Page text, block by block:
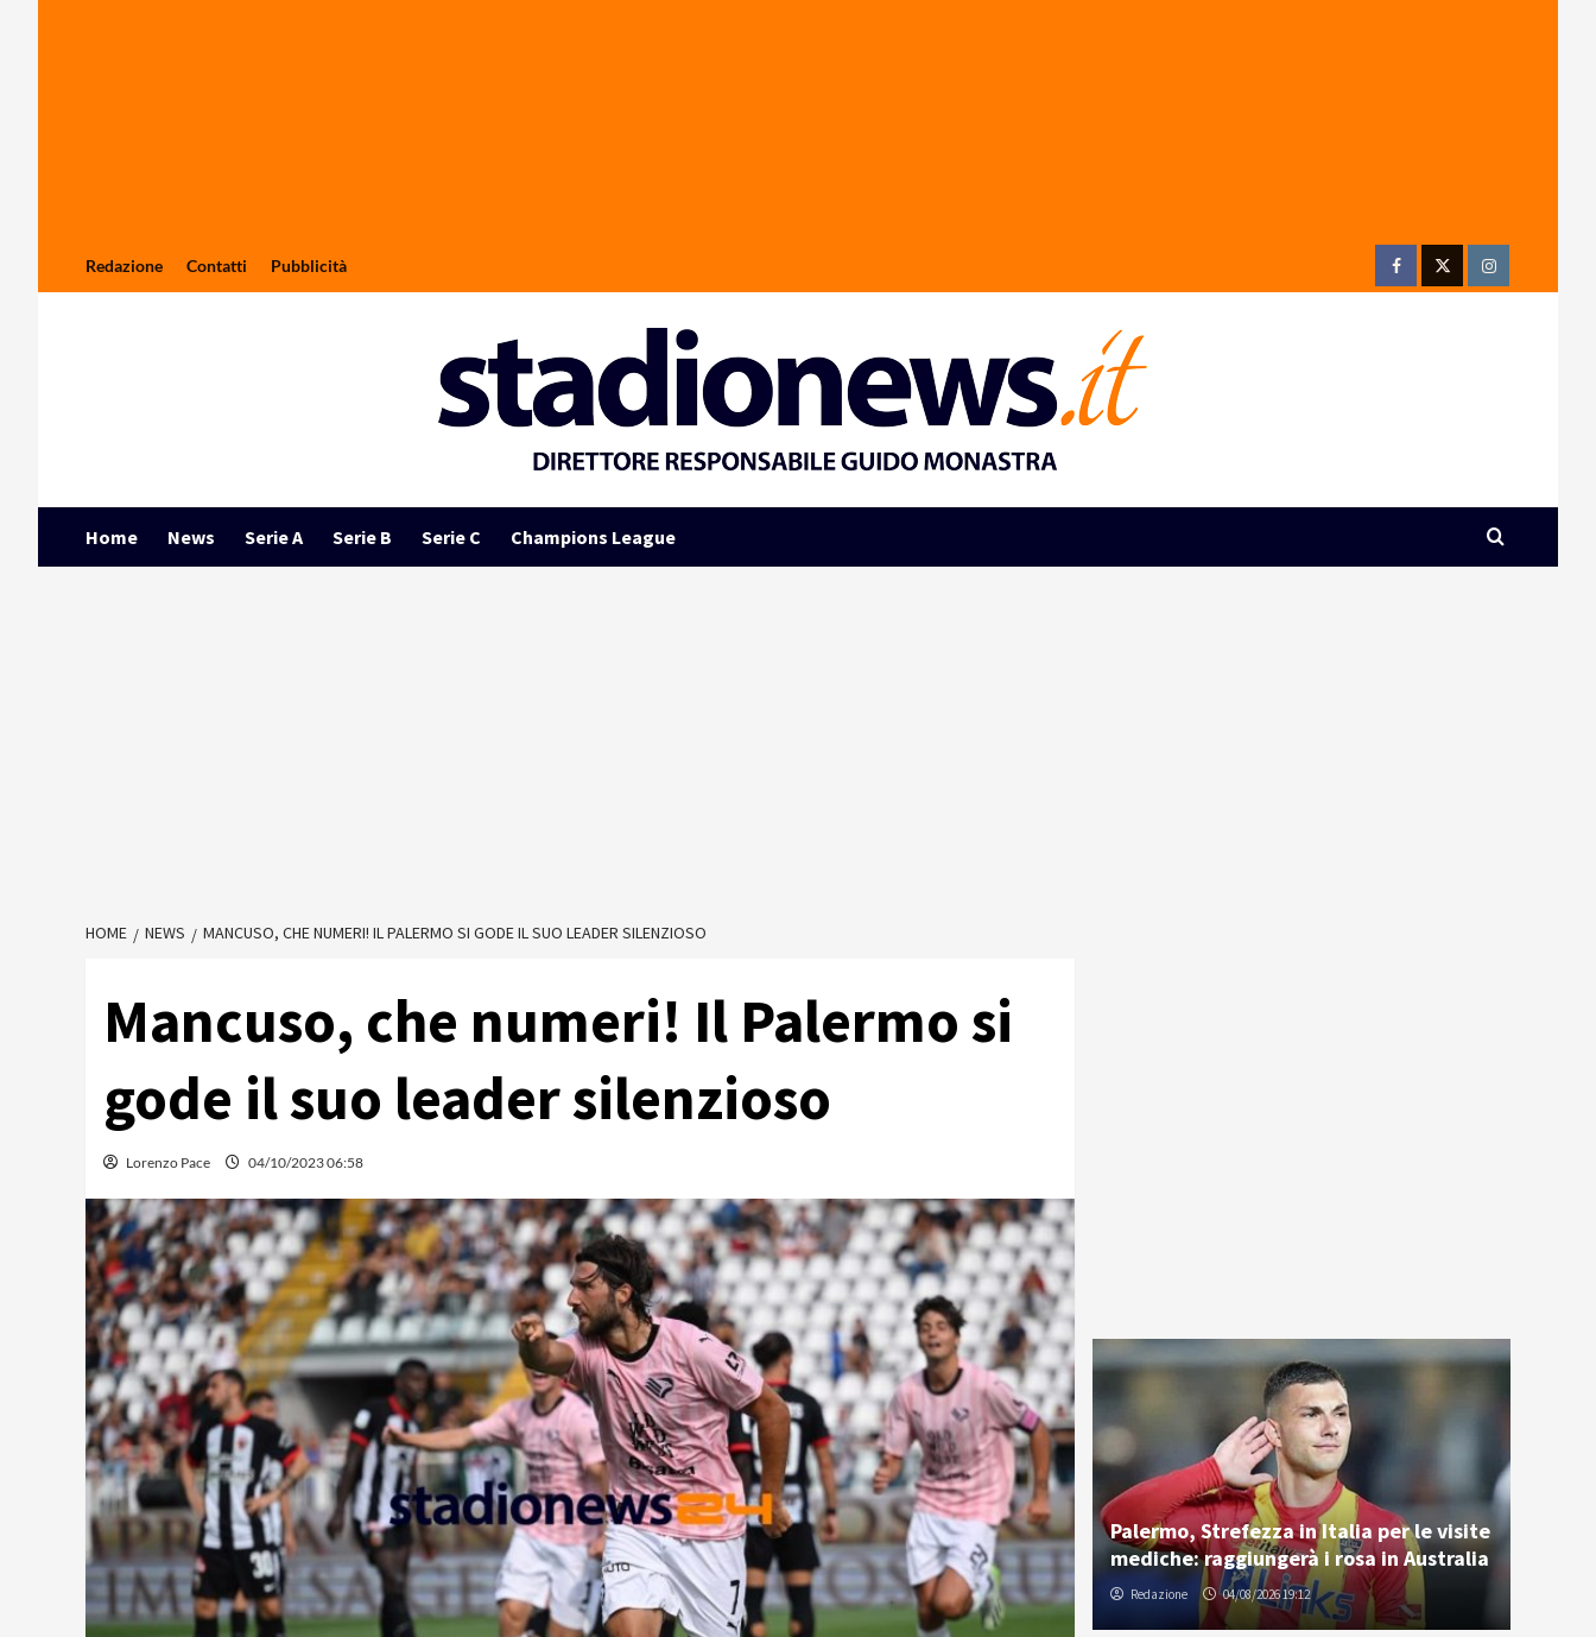
Redazione Contatti Pubblicità
FacebookTwitterInstagram
Home News Serie A Serie B Serie C Champions League
HOME NEWS MANCUSO, CHE NUMERI! IL PALERMO SI GODE IL SUO LEADER SILENZIOSO
Mancuso, che numeri! Il Palermo si
gode il suo leader silenzioso
Lorenzo Pace 04/10/2023 06:58
Palermo, Strefezza in Italia per le visite
mediche: raggiungerà i rosa in Australia
Redazione 04/08/2026 19:12